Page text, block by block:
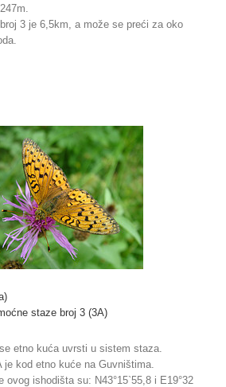
3 je 6,5km, a može se preći za oko
staze broj 3 (3A)
etno kuća uvrsti u sistem staza.
je kod etno kuće na Guvništima.
ovog ishodišta su: N43°15`55,8 i E19°32